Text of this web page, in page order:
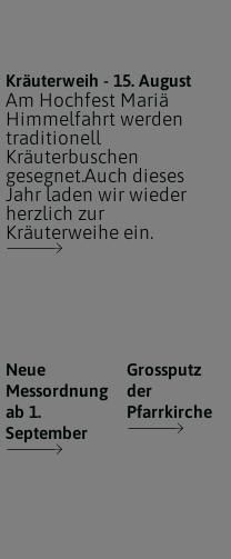
Kräuterweih - 15. August
Am Hochfest Mariä
Himmelfahrt werden
traditionell
Kräuterbuschen
gesegnet.Auch dieses
Jahr laden wir wieder
herzlich zur
Kräuterweihe ein.
Neue
Messordnung
ab 1.
September
Grossputz
der
Pfarrkirche